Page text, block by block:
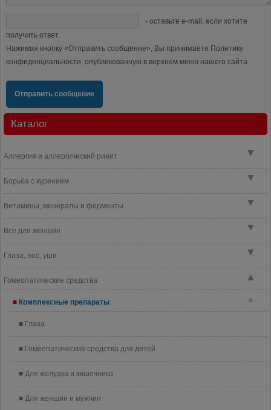
- оставьте e-mail, если хотите
получить ответ.
Нажимая кнопку «Отправить сообщение», Вы принимаете Политику
конфиденциальности, опубликованную в верхнем меню нашего сайта.
Отправить сообщение
Каталог
▼
Аллергия и аллергический ринит
▼
Борьба с курением
▼
Витамины, минералы и ферменты
▼
Все для женщин
▼
Глаза, нос, уши
▲
Гомеопатические средства
▲
Комплексные препараты
Глаза
Гомеопатические средства для детей
Для желудка и кишечника
Для женщин и мужчин